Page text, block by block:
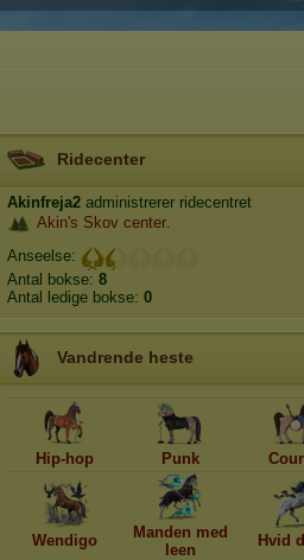
Ridecenter
Akinfreja2 administrerer ridecentret
Akin's Skov center.
Anseelse:
Antal bokse: 8
Antal ledige bokse: 0
Vandrende heste
Hip-hop Punk
Wendigo
Manden med
leen
Hvid